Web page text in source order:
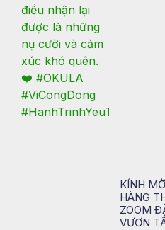
KÍNH
HÀNG
ZOOM
VƯƠN